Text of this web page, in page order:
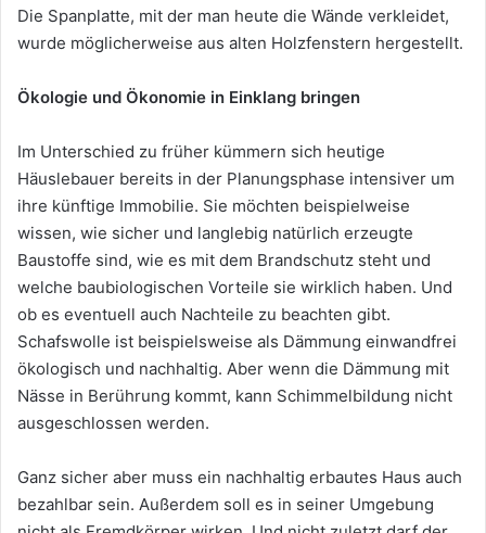
Die Spanplatte, mit der man heute die Wände verkleidet,
wurde möglicherweise aus alten Holzfenstern hergestellt.
Ökologie und Ökonomie in Einklang bringen
Im Unterschied zu früher kümmern sich heutige
Häuslebauer bereits in der Planungsphase intensiver um
ihre künftige Immobilie. Sie möchten beispielweise
wissen, wie sicher und langlebig natürlich erzeugte
Baustoffe sind, wie es mit dem Brandschutz steht und
welche baubiologischen Vorteile sie wirklich haben. Und
ob es eventuell auch Nachteile zu beachten gibt.
Schafswolle ist beispielsweise als Dämmung einwandfrei
ökologisch und nachhaltig. Aber wenn die Dämmung mit
Nässe in Berührung kommt, kann Schimmelbildung nicht
ausgeschlossen werden.
Ganz sicher aber muss ein nachhaltig erbautes Haus auch
bezahlbar sein. Außerdem soll es in seiner Umgebung